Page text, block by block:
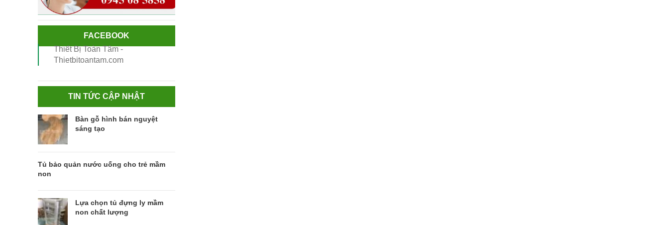
FACEBOOK
Thiết Bị Toàn Tâm -
Thietbitoantam.com
TIN TỨC CẬP NHẬT
Bàn gỗ hình bán nguyệt
sáng tạo
Tủ bảo quản nước uống cho trẻ mầm
non
Lựa chọn tủ đựng ly mầm
non chất lượng